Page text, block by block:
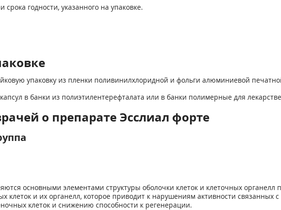
годности, указанного на упаковке.
упаковку из пленки поливинилхлоридной и фольги алюминиевой
в банки из полиэтилентерефталата или в банки полимерные для
о препарате Эсслиал форте
основными элементами структуры оболочки клеток и клеточных органелл
клеток и их органелл, которое приводит к нарушениям активности
клеток и снижению способности к регенерации.